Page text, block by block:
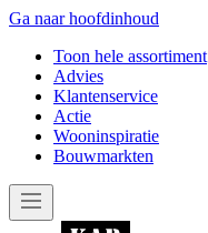
Ga naar hoofdinhoud
Toon hele assortiment
Advies
Klantenservice
Actie
Wooninspiratie
Bouwmarkten